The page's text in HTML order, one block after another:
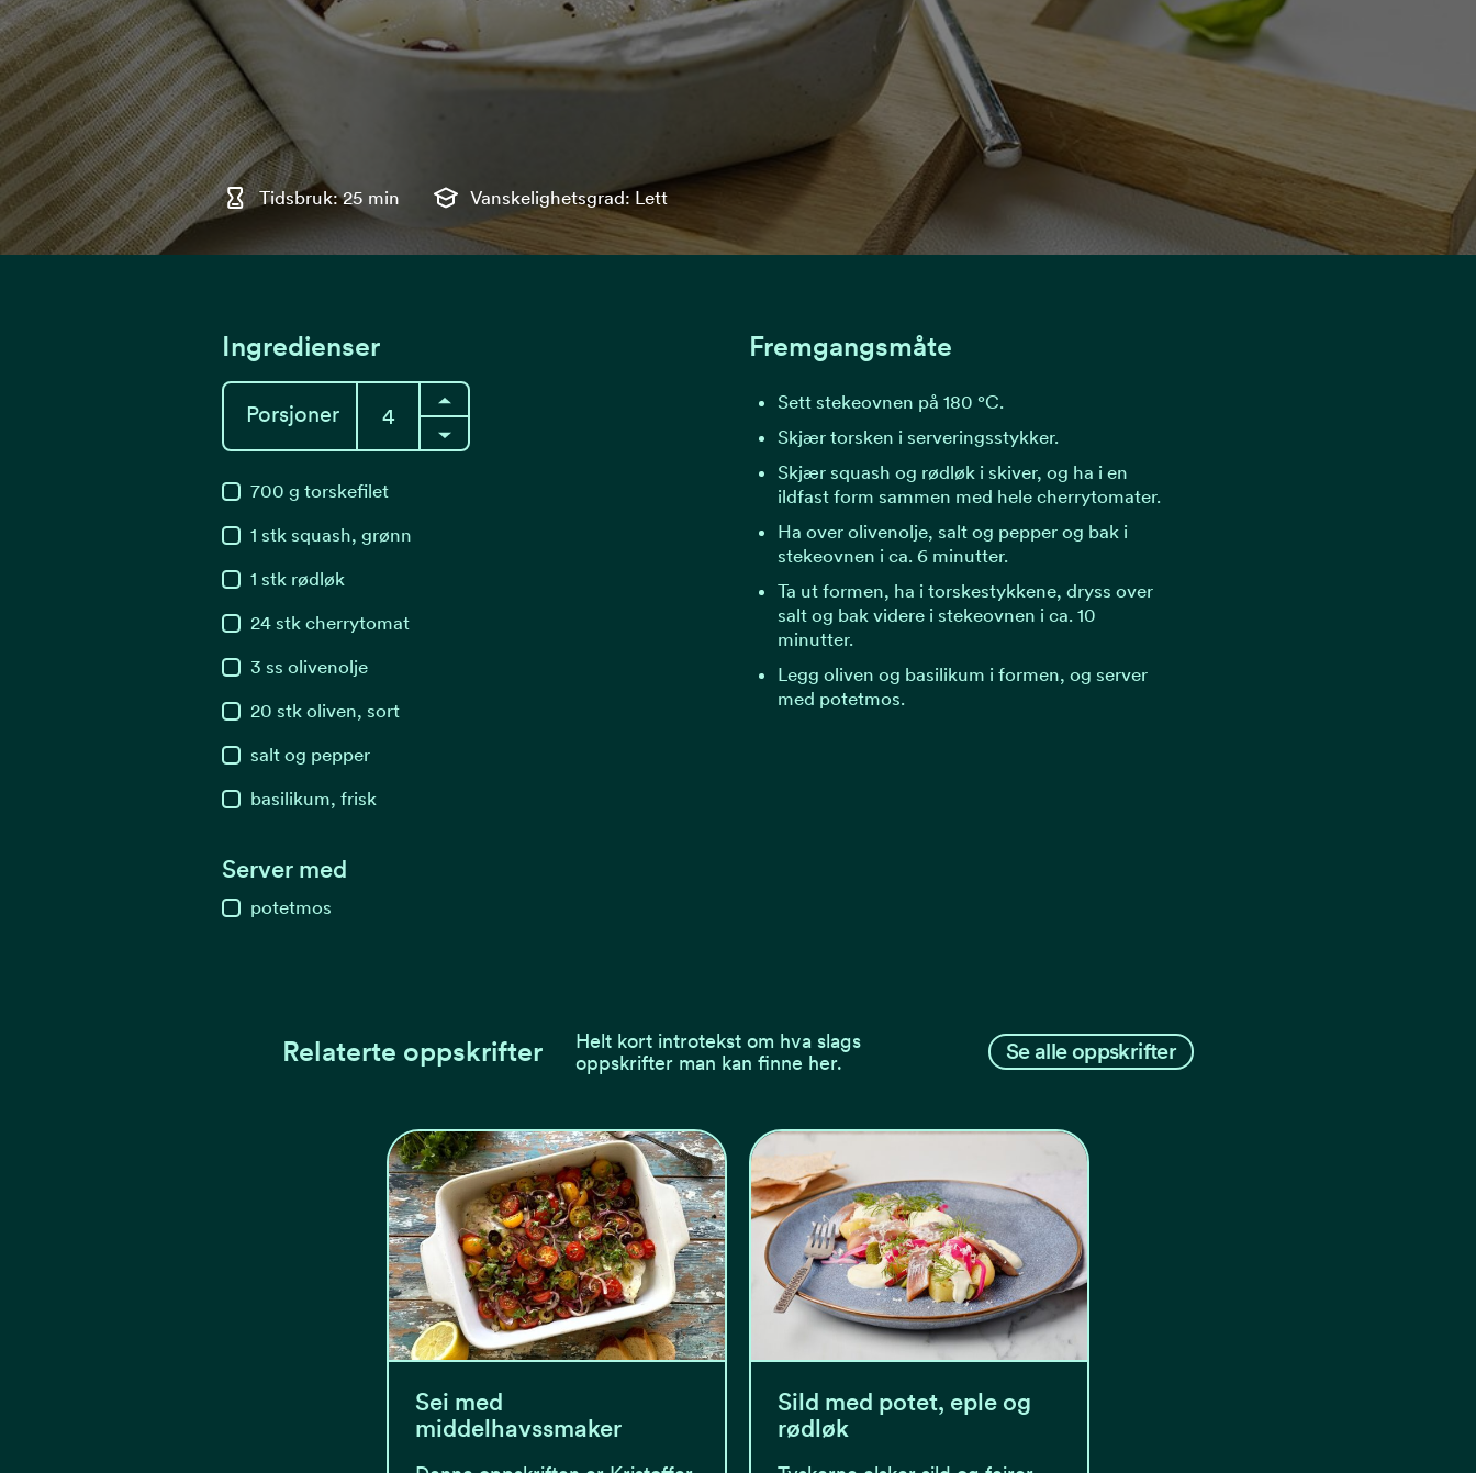
Tidsbruk: 25 min Vanskelighetsgrad: Lett
Ingredienser
Porsjoner
700 g torskefilet
1 stk squash, grønn
1 stk rødløk
24 stk cherrytomat
3 ss olivenolje
20 stk oliven, sort
salt og pepper
basilikum, frisk
Server med
potetmos
Fremgangsmåte
Sett stekeovnen på 180 °C.
Skjær torsken i serveringsstykker.
Skjær squash og rødløk i skiver, og ha i en
ildfast form sammen med hele cherrytomater.
Ha over olivenolje, salt og pepper og bak i
stekeovnen i ca. 6 minutter.
Ta ut formen, ha i torskestykkene, dryss over
salt og bak videre i stekeovnen i ca. 10
minutter.
Legg oliven og basilikum i formen, og server
med potetmos.
Relaterte oppskrifter
Helt kort introtekst om hva slags
oppskrifter man kan finne her.
Se alle oppskrifter
Sei med
middelhavssmaker
Sild med potet, eple og
rødløk